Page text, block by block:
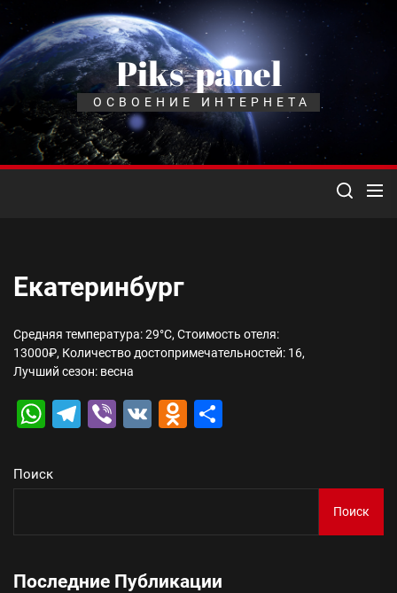
Перейти
содержимому
Piks-panel
ОСВОЕНИЕ ИНТЕРНЕТА
Екатеринбург
Средняя температура: 29°C, Стоимость отеля:
13000₽, Количество достопримечательностей: 16,
Лучший сезон: весна
WhatsApp
Telegram
Viber
VK Odnoklassniki
Поиск
Поиск
Последние Публикации